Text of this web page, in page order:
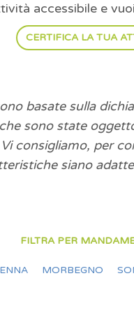
accessibile e
CERTIFICA LA TUA
basate sulla
sono state
consigliamo, per
siano
FILTRA PER
MORBEGNO